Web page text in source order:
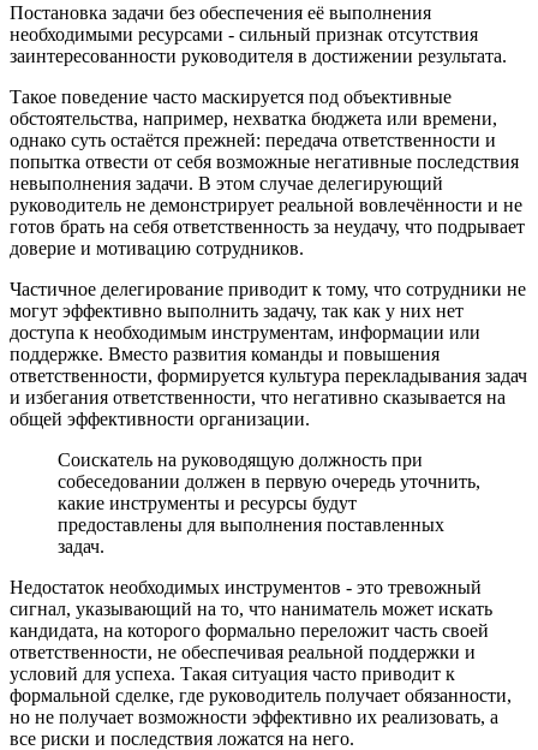
Постановка задачи без обеспечения её выполнения
необходимыми ресурсами - сильный признак отсутствия
заинтересованности руководителя в достижении результата.
Такое поведение часто маскируется под объективные
обстоятельства, например, нехватка бюджета или времени,
однако суть остаётся прежней: передача ответственности и
попытка отвести от себя возможные негативные последствия
невыполнения задачи. В этом случае делегирующий
руководитель не демонстрирует реальной вовлечённости и не
готов брать на себя ответственность за неудачу, что подрывает
доверие и мотивацию сотрудников.​
Частичное делегирование приводит к тому, что сотрудники не
могут эффективно выполнить задачу, так как у них нет
доступа к необходимым инструментам, информации или
поддержке. Вместо развития команды и повышения
ответственности, формируется культура перекладывания задач
и избегания ответственности, что негативно сказывается на
общей эффективности организации.​
Соискатель на руководящую должность при
собеседовании должен в первую очередь уточнить,
какие инструменты и ресурсы будут
предоставлены для выполнения поставленных
задач.
Недостаток необходимых инструментов - это тревожный
сигнал, указывающий на то, что наниматель может искать
кандидата, на которого формально переложит часть своей
ответственности, не обеспечивая реальной поддержки и
условий для успеха. Такая ситуация часто приводит к
формальной сделке, где руководитель получает обязанности,
но не получает возможности эффективно их реализовать, а
все риски и последствия ложатся на него.​